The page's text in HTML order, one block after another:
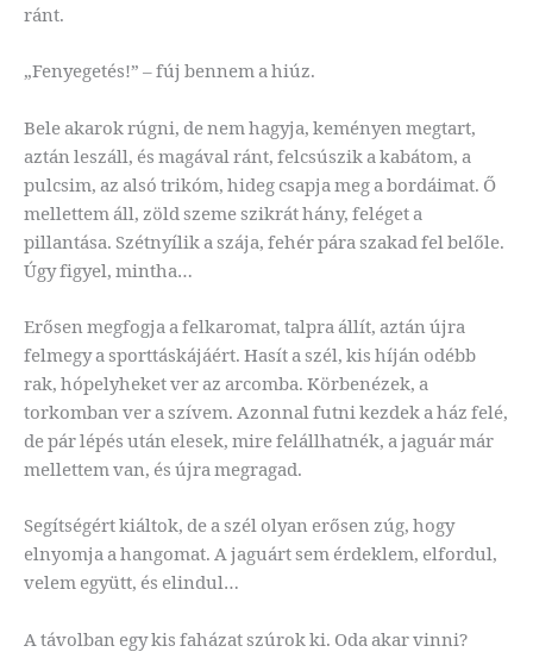
ránt.
„Fenyegetés!” – fúj bennem a hiúz.
Bele akarok rúgni, de nem hagyja, keményen megtart,
aztán leszáll, és magával ránt, felcsúszik a kabátom, a
pulcsim, az alsó trikóm, hideg csapja meg a bordáimat. Ő
mellettem áll, zöld szeme szikrát hány, feléget a
pillantása. Szétnyílik a szája, fehér pára szakad fel belőle.
Úgy figyel, mintha…
Erősen megfogja a felkaromat, talpra állít, aztán újra
felmegy a sporttáskájáért. Hasít a szél, kis híján odébb
rak, hópelyheket ver az arcomba. Körbenézek, a
torkomban ver a szívem. Azonnal futni kezdek a ház felé,
de pár lépés után elesek, mire felállhatnék, a jaguár már
mellettem van, és újra megragad.
Segítségért kiáltok, de a szél olyan erősen zúg, hogy
elnyomja a hangomat. A jaguárt sem érdeklem, elfordul,
velem együtt, és elindul…
A távolban egy kis faházat szúrok ki. Oda akar vinni?